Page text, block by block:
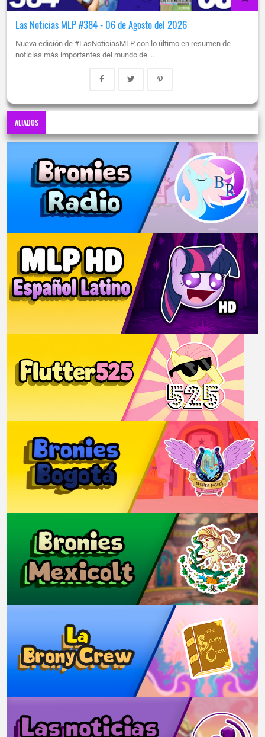
Las Noticias MLP #384 - 06 de Agosto del 2026
Nueva edición de #LasNoticiasMLP con lo último en resumen de
noticias más importantes del mundo de …
ALIADOS